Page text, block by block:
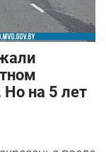
на 5 лет